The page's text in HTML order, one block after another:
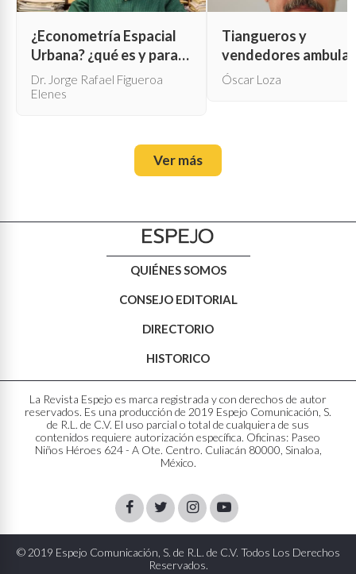
¿Econometría Espacial
Urbana? ¿qué es y para
qué sirve?
Dr. Jorge Rafael Figueroa
Elenes
Tiangueros y
vendedores
Óscar Loza
Ver más
QUIÉNES SOMOS
CONSEJO EDITORIAL
DIRECTORIO
HISTORICO
La Revista Espejo es marca registrada y con derechos de autor
reservados. Es una producción de 2019 Espejo Comunicación, S.
de R.L. de C.V. El uso parcial o total de cualquiera de sus
contenidos requiere autorización específica. Oficinas: Paseo
Niños Héroes 624 - A Ote. Centro. Culiacán 80000, Sinaloa,
México.
FacebookTwitterInstagram
Youtube
© 2019 Espejo Comunicación, S. de R.L. de C.V. Todos Los Derechos
Reservados.